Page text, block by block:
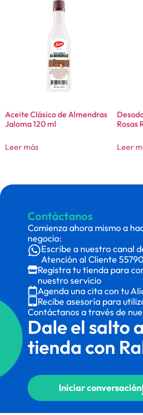
Aceite Clásico de Almendras
Jaloma 120 ml
Leer más
Rosas
Leer
Contáctanos
Comienza ahora mismo a
negocio:
Escribe a nuestro canal
Atención al Cliente
Registra tu tienda para
nuestro servicio
Agenda una cita con tu
Recibe asesoría para
Contáctanos a través de
Dale el salto
tienda con
Iniciar conversación